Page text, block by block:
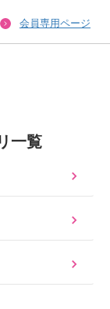
会員専用ページ
一覧